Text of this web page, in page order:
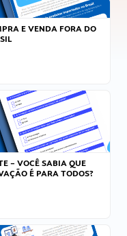
E VENDA FORA DO
– VOCÊ SABIA QUE
É PARA TODOS?